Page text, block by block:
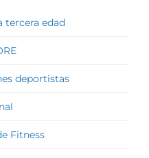
tercera edad
deportistas
Fitness